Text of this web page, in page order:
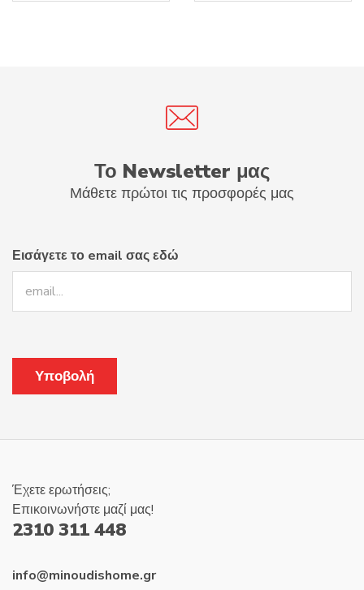
11.15€.
2.43€.
Το Newsletter μας
Μάθετε πρώτοι τις προσφορές μας
Εισάγετε το email σας εδώ
Έχετε ερωτήσεις;
Επικοινωνήστε μαζί μας!
2310 311 448
info@minoudishome.gr